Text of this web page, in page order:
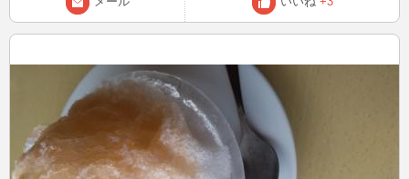
ょう✨ 長々と失礼いたしました(>_<)